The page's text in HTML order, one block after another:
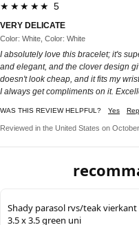
★★★★★ 5
VERY DELICATE
Color: White, Color: White
I absolutely love this bracelet; it's
and elegant, and the clover design
doesn't look cheap, and it fits my
I always get compliments on it.
WAS THIS REVIEW HELPFUL? Yes
Reviewed in the United States on
Shady parasol rvs/teak vierkant
3.5 x 3.5 green uni